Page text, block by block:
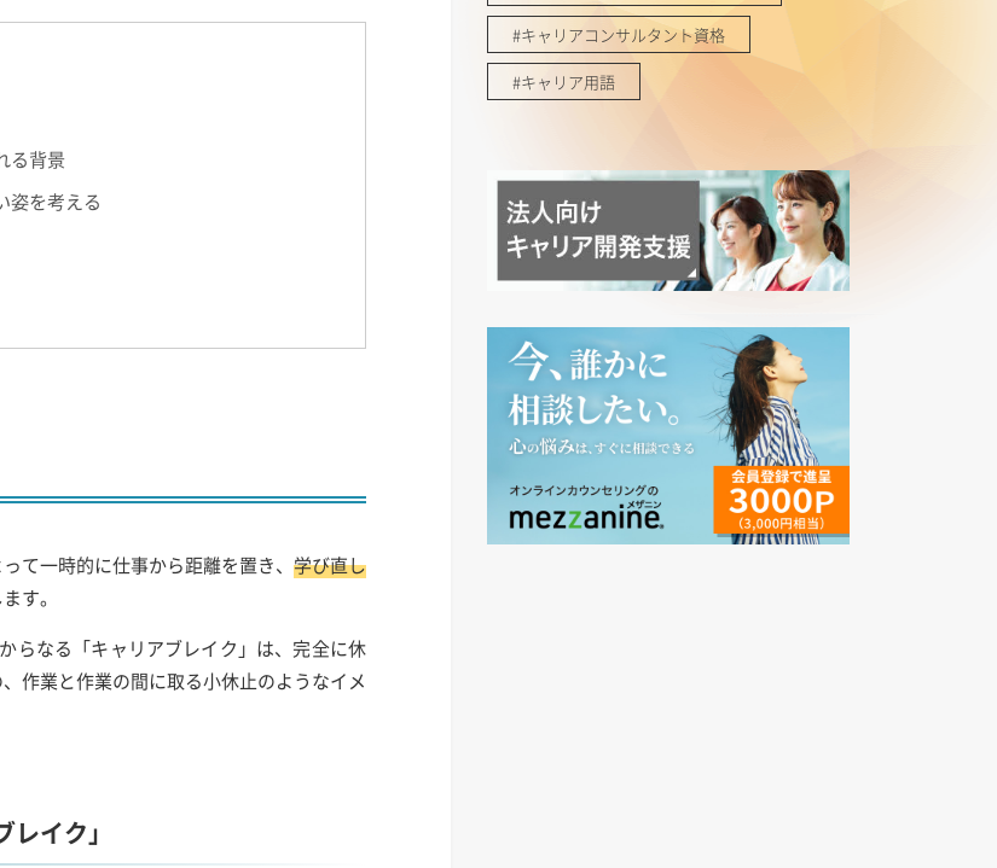
る背景
姿を考える
て一時的に仕事から距離を置き、 学び直し
す。
らなる「キャリアブレイク」は、完全に休
作業と作業の間に取る小休止のようなイメ
イク」
#キャリアコンサルタント資格
#キャリア用語